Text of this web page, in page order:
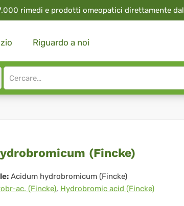
rimedi e prodotti omeopatici direttamente dal
Riguardo a noi
Site
search
(Fincke)
Acidum hydrobromicum (Fincke)
ac. (Fincke), Hydrobromic acid (Fincke)